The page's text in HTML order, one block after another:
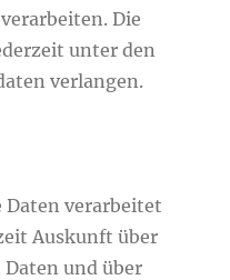
Die
unter den
verlangen.
Daten verarbeitet
Auskunft über
Daten und über